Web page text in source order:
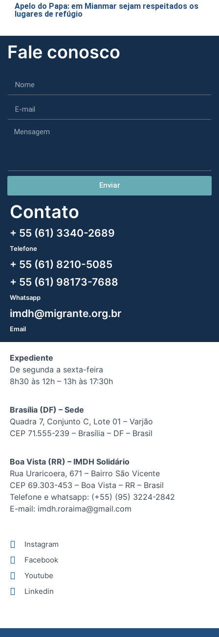
Apelo do Papa: em Mianmar sejam respeitados os
lugares de refúgio
Fale conosco
Enviar
Contato
+ 55 (61) 3340-2689
Telefone
+ 55 (61) 8210-5085
+ 55 (61) 98173-7688
Whatsapp
imdh@migrante.org.br
Email
Expediente
De segunda a sexta-feira
8h30 às 12h – 13h às 17:30h
Brasília (DF) – Sede
Quadra 7, Conjunto C, Lote 01 – Varjão
CEP 71.555-239 – Brasília – DF – Brasil
Boa Vista (RR) – IMDH Solidário
Rua Uraricoera, 671 – Bairro São Vicente
CEP 69.303-453 – Boa Vista – RR – Brasil
Telefone e whatsapp: (+55) (95) 3224-2842
E-mail: imdh.roraima@gmail.com
Instagram
Facebook
Youtube
Linkedin